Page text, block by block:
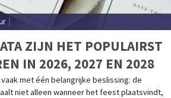
ZIJN HET POPULAIRST
IN 2026, 2027 EN 2028
met één belangrijke beslissing: de
niet alleen wanneer het feest plaatsvindt,